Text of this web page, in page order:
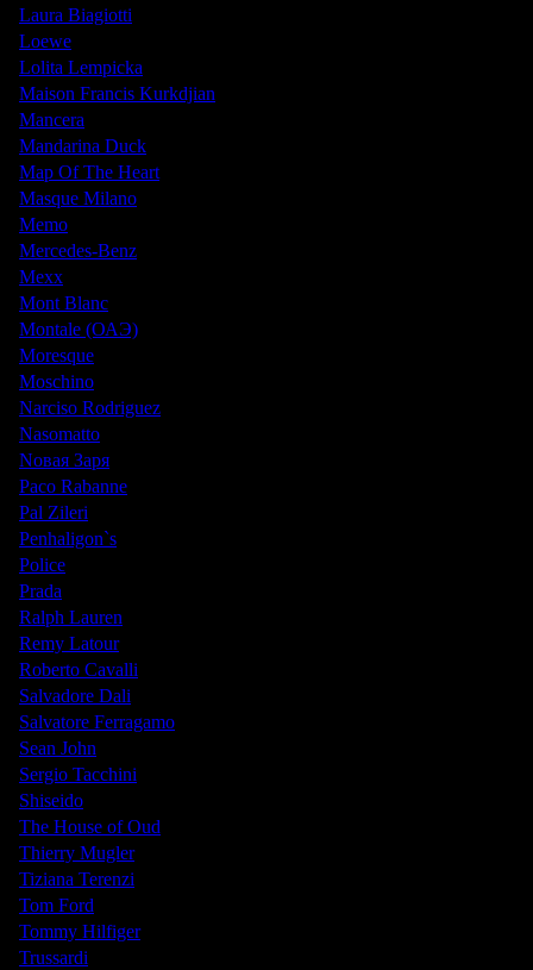
Laura Biagiotti
Loewe
Lolita Lempicka
Maison Francis Kurkdjian
Mancera
Mandarina Duck
Map Of The Heart
Masque Milano
Memo
Mercedes-Benz
Mexx
Mont Blanc
Montale (ОАЭ)
Moresque
Moschino
Narciso Rodriguez
Nasomatto
Nовая Заря
Paco Rabanne
Pal Zileri
Penhaligon`s
Police
Prada
Ralph Lauren
Remy Latour
Roberto Cavalli
Salvadore Dali
Salvatore Ferragamo
Sean John
Sergio Tacchini
Shiseido
The House of Oud
Thierry Mugler
Tiziana Terenzi
Tom Ford
Tommy Hilfiger
Trussardi